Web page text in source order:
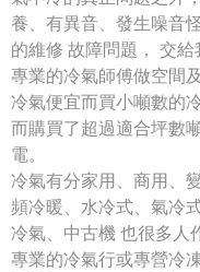
養、有異音、發生噪音
的維修 故障問題， 交
專業的冷氣師傅做空間
冷氣便宜而買小噸數的
而購買了超過適合坪數
電。
冷氣有分家用、商用、
頻冷暖、水冷式、氣冷
冷氣、中古機 也很多人
專業的冷氣行或專營冷